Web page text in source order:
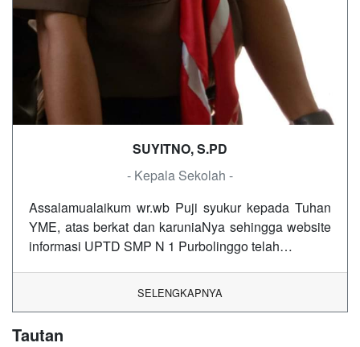
SUYITNO, S.PD
- Kepala Sekolah -
Assalamualaikum wr.wb Puji syukur kepada Tuhan
YME, atas berkat dan karuniaNya sehingga website
informasi UPTD SMP N 1 Purbolinggo telah…
SELENGKAPNYA
Tautan